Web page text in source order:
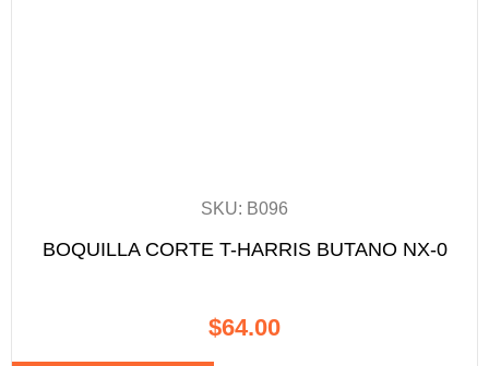
SKU: B096
BOQUILLA CORTE T-HARRIS BUTANO NX-0
$64.00